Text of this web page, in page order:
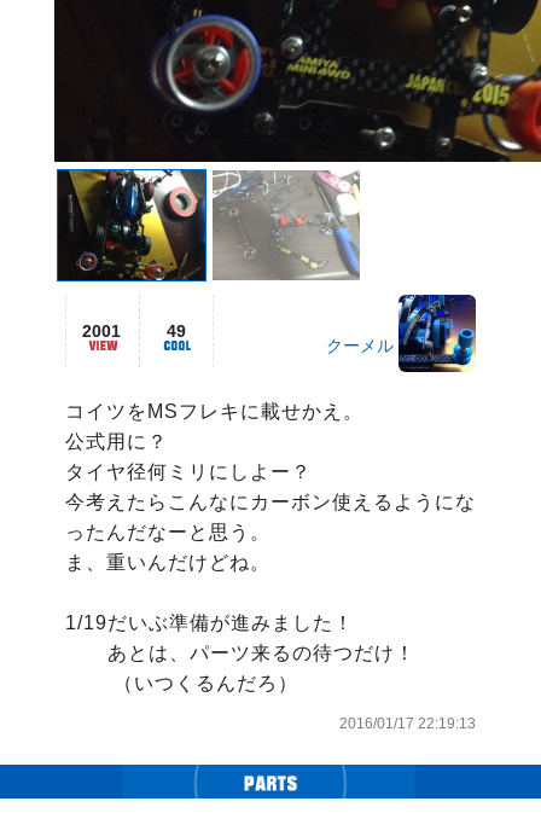
2001 49
クーメル
コイツをMSフレキに載せかえ。
公式用に？
タイヤ径何ミリにしよー？
今考えたらこんなにカーボン使えるようにな
ったんだなーと思う。
ま、重いんだけどね。
1/19だいぶ準備が進みました！
        （いつくるんだろ）
2016/01/17 22:19:13